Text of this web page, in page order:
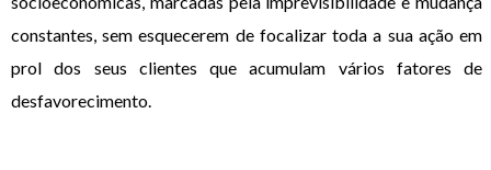
constantes, sem esquecerem de focalizar toda a sua ação em
prol dos seus clientes que acumulam vários fatores de
desfavorecimento.